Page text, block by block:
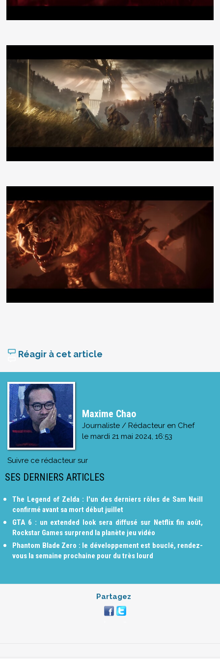
Réagir à cet article
Maxime Chao
Journaliste / Rédacteur en Chef
le mardi 21 mai 2024, 16:53
Suivre ce rédacteur sur
SES DERNIERS ARTICLES
The Legend of Zelda : l'un des derniers rôles de Sam Neill
confirmé avant sa mort début juillet
GTA 6 : un extended look sera diffusé sur Netflix fin août,
Rockstar Games surprend la planète jeu vidéo
Phantom Blade Zero : le développement est bouclé, rendez-
vous la semaine prochaine pour du très lourd
Partagez